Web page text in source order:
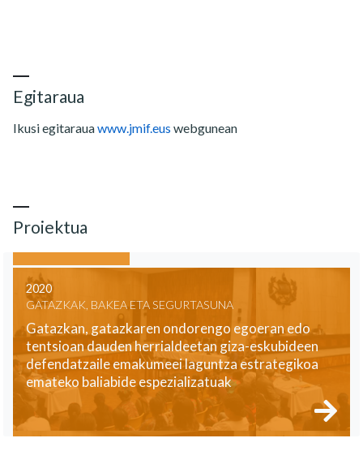
Egitaraua
Ikusi egitarauawww.jmif.eus webgunean
Proiektua
2020
GATAZKAK, BAKEA ETA SEGURTASUNA
Gatazkan, gatazkaren ondorengo egoeran edo
tentsioan dauden herrialdeetan giza-eskubideen
defendatzaile emakumeei laguntza estrategikoa
emateko baliabide espezializatuak